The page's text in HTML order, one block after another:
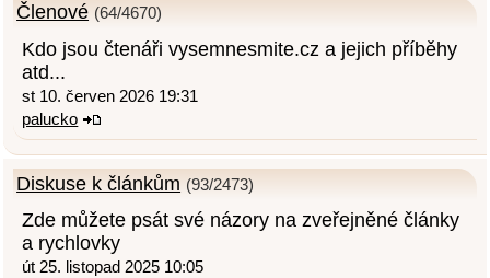
Členové (64/4670)
Kdo jsou čtenáři vysemnesmite.cz a jejich příběhy
atd...
st 10. červen 2026 19:31
palucko
Diskuse k článkům (93/2473)
Zde můžete psát své názory na zveřejněné články
a rychlovky
út 25. listopad 2025 10:05